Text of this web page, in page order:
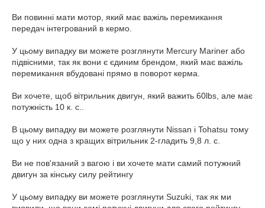
Ви повинні мати мотор, який має важіль перемикання
передач інтегрований в кермо.
У цьому випадку ви можете розглянути Mercury Mariner або
підвісними, так як вони є єдиним брендом, який має важіль
перемикання вбудовані прямо в поворот керма.
Ви хочете, щоб вітрильник двигун, який важить 60lbs, але має
потужність 10 к. с..
В цьому випадку ви можете розглянути Nissan і Tohatsu тому
що у них одна з кращих вітрильник 2-гладить 9,8 л. с.
Ви не пов'язаний з вагою і ви хочете мати самий потужний
двигун за кінську силу рейтингу
У цьому випадку ви можете розглянути Suzuki, так як ми